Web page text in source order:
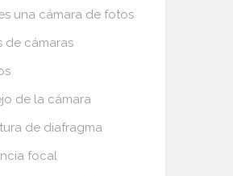
una cámara de fotos
de cámaras
de la cámara
de diafragma
focal